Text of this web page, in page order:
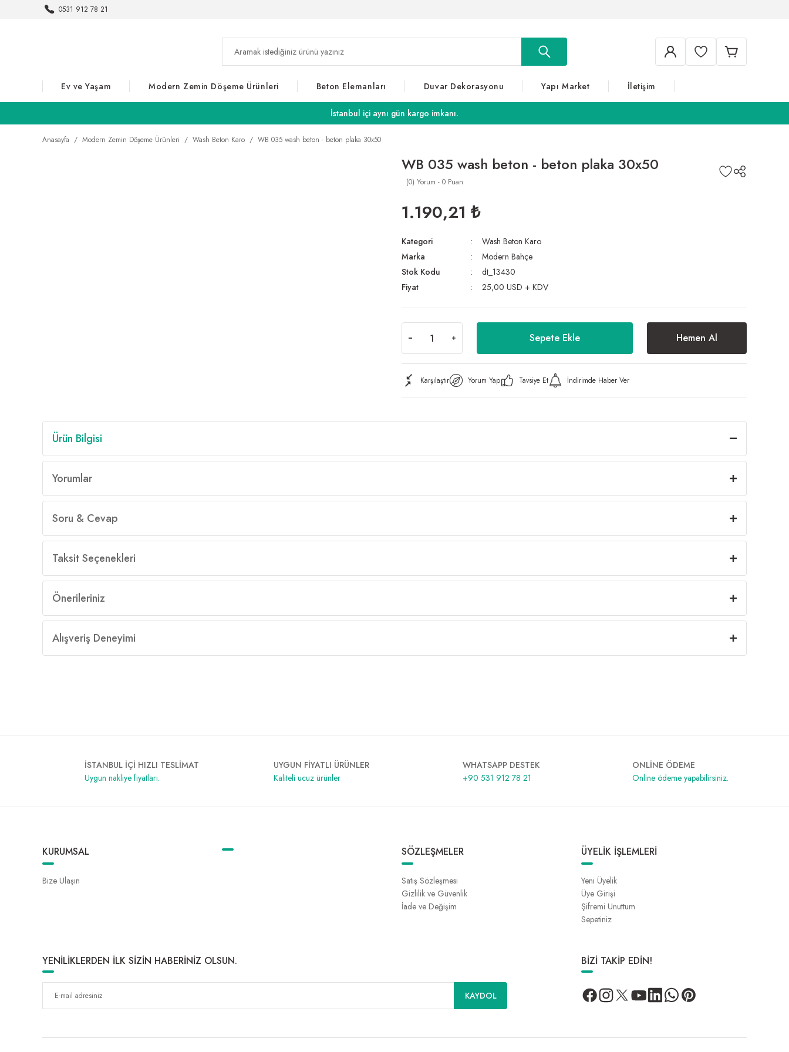
0531 912 78 21
Ev ve Yaşam Modern Zemin Döşeme Ürünleri Beton Elemanları Duvar Dekorasyonu Yapı Market İletişim
İstanbul içi aynı gün kargo imkanı.
Anasayfa Modern Zemin Döşeme Ürünleri Wash Beton Karo WB 035 wash beton - beton plaka 30x50
WB 035 wash beton - beton plaka 30x50
(0) Yorum - 0 Puan
1.190,21 ₺
Kategori
Wash Beton Karo
Marka
Modern Bahçe
Stok Kodu
dt_13430
Fiyat
25,00 USD + KDV
Sepete Ekle Hemen Al
Karşılaştır Yorum Yap Tavsiye Et İndirimde Haber Ver
Ürün Bilgisi
Yorumlar
Soru & Cevap
Taksit Seçenekleri
Önerileriniz
Alışveriş Deneyimi
İSTANBUL İÇİ HIZLI TESLİMAT
Uygun nakliye fiyatları.
UYGUN FİYATLI ÜRÜNLER
Kaliteli ucuz ürünler
WHATSAPP DESTEK
+90 531 912 78 21
ONLİNE ÖDEME
Online ödeme yapabilirsiniz.
KURUMSAL
Bize Ulaşın
SÖZLEŞMELER
Satış Sözleşmesi
Gizlilik ve Güvenlik
İade ve Değişim
ÜYELİK İŞLEMLERİ
Yeni Üyelik
Üye Girişi
Şifremi Unuttum
Sepetiniz
YENİLİKLERDEN İLK SİZİN HABERİNİZ OLSUN.
KAYDOL
BİZİ TAKİP EDİN!